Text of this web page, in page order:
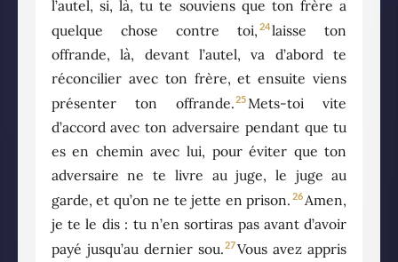
l’autel, si, là, tu te souviens que ton frère a
quelque chose contre toi, 24laisse ton
offrande, là, devant l’autel, va d’abord te
réconcilier avec ton frère, et ensuite viens
présenter ton offrande.25Mets-toi vite
d’accord avec ton adversaire pendant que tu
es en chemin avec lui, pour éviter que ton
adversaire ne te livre au juge, le juge au
garde, et qu’on ne te jette en prison. 26Amen,
je te le dis : tu n’en sortiras pas avant d’avoir
payé jusqu’au dernier sou.27Vous avez appris